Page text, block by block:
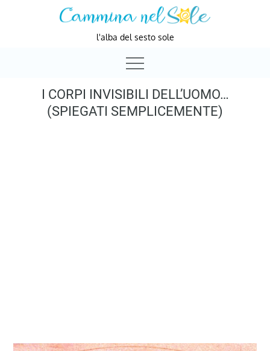
l'alba del sesto sole
I CORPI INVISIBILI DELL’UOMO…
(SPIEGATI SEMPLICEMENTE)